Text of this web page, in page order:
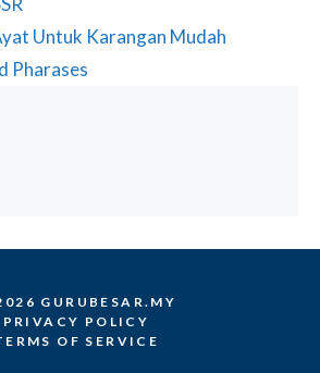
Untuk Karangan Mudah
Pharases
GURUBESAR.MY
PRIVACY POLICY
OF SERVICE